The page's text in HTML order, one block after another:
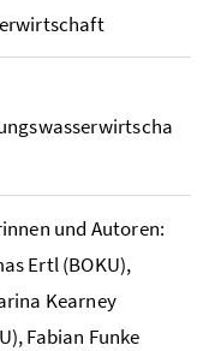
und Autoren:
Ertl (BOKU),
Kearney
Fabian Funke